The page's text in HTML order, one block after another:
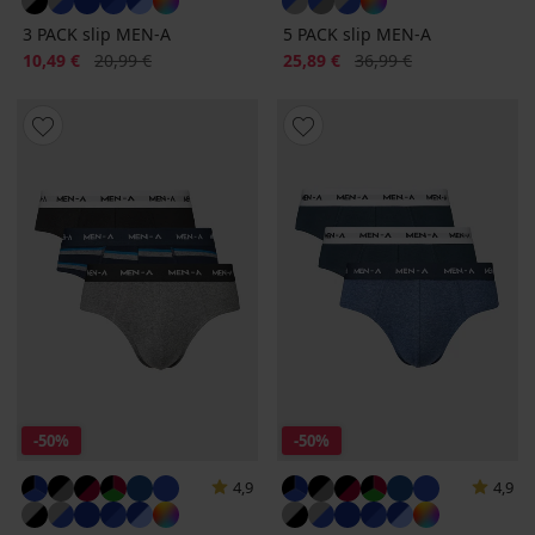
3 PACK slip MEN-A
Sconto
10,49 € Prezzo originale
20,99 €
5 PACK slip MEN-A
Sconto
25,89 € Prezzo originale
36,99 €
-50%
4,9
-50%
4,9